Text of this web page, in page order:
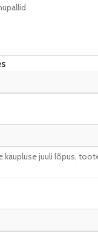
kaupluse juuli lõpus,